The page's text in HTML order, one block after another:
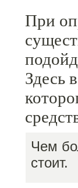
При
Здесь
Чем
стоит.